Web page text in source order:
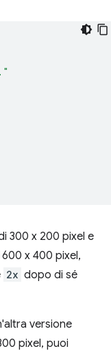
300 x 200 pixel e
x 400 pixel,
2x dopo di sé
versione
pixel, puoi